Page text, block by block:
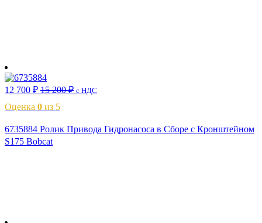
12 700 ₽ 15 200₽ с НДС
Оценка 0 из 5
6735884 Ролик Привода Гидронасоса в Сборе с Кронштейном
S175 Bobcat